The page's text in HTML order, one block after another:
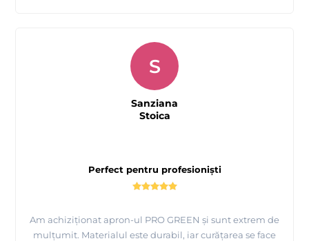
Perfect pentru profesioniști
Am achiziționat apron-ul PRO GREEN și sunt extrem de
mulțumit. Materialul este durabil, iar curățarea se face
S
Sanziana
Stoica